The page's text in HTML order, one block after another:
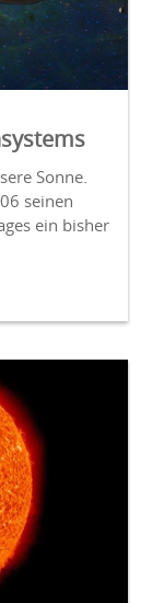
Sonne.
seinen
ein bisher